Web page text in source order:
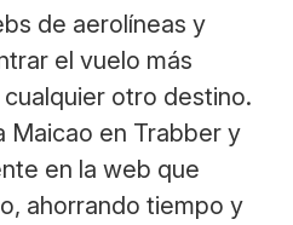
de aerolíneas y
el vuelo más
otro destino.
Maicao en Trabber y
en la web que
ahorrando tiempo y